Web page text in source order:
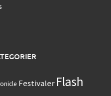
Festivaler Flash